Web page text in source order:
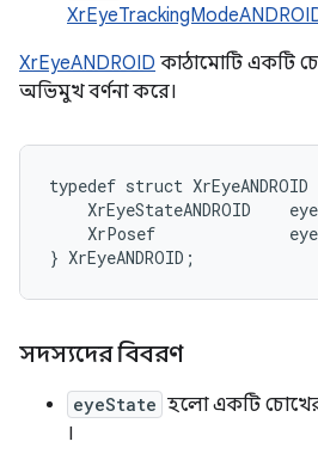
XrEyeANDROID কাঠামোটি একটি
অভিমুখ বর্ণনা করে।
typedef struct XrEyeANDROID
XrEyeStateANDROID
XrPosef
} XrEyeANDROID ;
সদস্যদের বিবরণ
eyeState হলো একটি
।